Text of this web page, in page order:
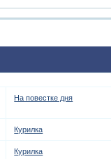
На повестке дня
Курилка
Курилка